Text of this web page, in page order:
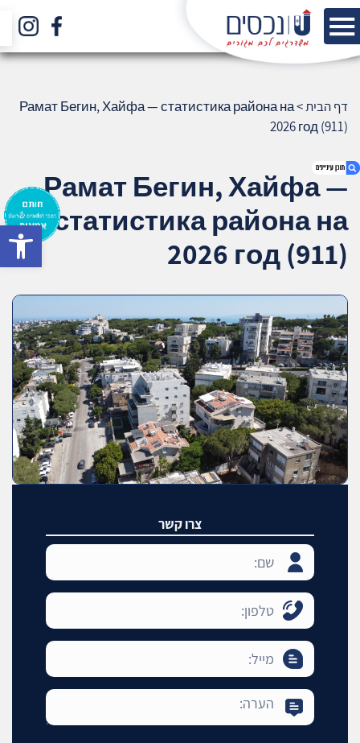
1. Рамат Бегин, Хайфа — статистика
района на 2026 год (911)
3. שאלתם ? ענינו !
דף הבית>
Рамат Бегин, Хайфа — статистика района на
2026 год (911)
Рамат Бегин, Хайфа —
статистика района на
2026 год (911)
צרו קשר